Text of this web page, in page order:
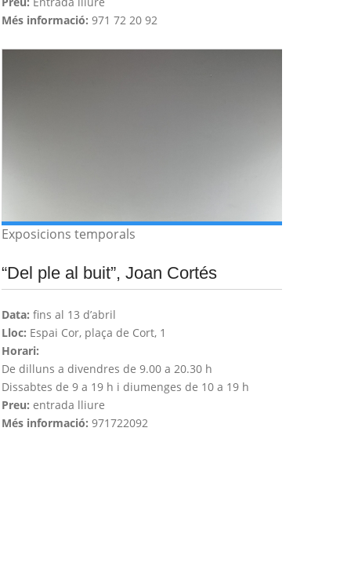
Més informació: 971 72 20 92
Exposicions temporals
“Del ple al buit”, Joan Cortés
Data: fins al 13 d’abril
Lloc: Espai Cor, plaça de Cort, 1
Horari:
De dilluns a divendres de 9.00 a 20.30 h
Dissabtes de 9 a 19 h i diumenges de 10 a 19 h
Preu: entrada lliure
Més informació: 971722092